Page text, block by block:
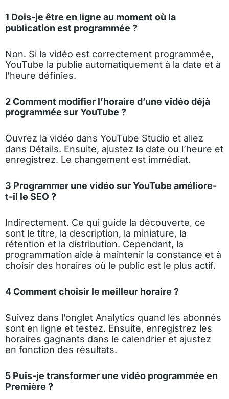
1 Dois-je être en ligne au moment où la
publication est programmée ?
Non. Si la vidéo est correctement programmée,
YouTube la publie automatiquement à la date et à
l’heure définies.
2 Comment modifier l’horaire d’une vidéo déjà
programmée sur YouTube ?
Ouvrez la vidéo dans YouTube Studio et allez
dans Détails. Ensuite, ajustez la date ou l’heure et
enregistrez. Le changement est immédiat.
3 Programmer une vidéo sur YouTube améliore-
t-il le SEO ?
Indirectement. Ce qui guide la découverte, ce
sont le titre, la description, la miniature, la
rétention et la distribution. Cependant, la
programmation aide à maintenir la constance et à
choisir des horaires où le public est le plus actif.
4 Comment choisir le meilleur horaire ?
Suivez dans l’onglet Analytics quand les abonnés
sont en ligne et testez. Ensuite, enregistrez les
horaires gagnants dans le calendrier et ajustez
en fonction des résultats.
5 Puis-je transformer une vidéo programmée en
Première ?